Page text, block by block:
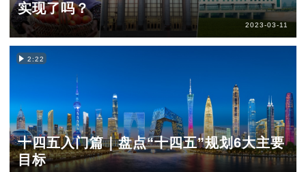
实现了吗？
2023-03-11
2:22
十四五入门篇｜盘点“十四五”规划6大主要
目标